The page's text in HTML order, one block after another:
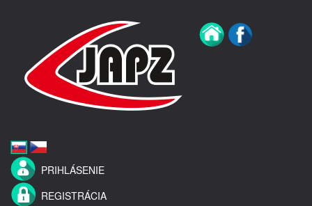
PRIHLÁSENIE
REGISTRÁCIA